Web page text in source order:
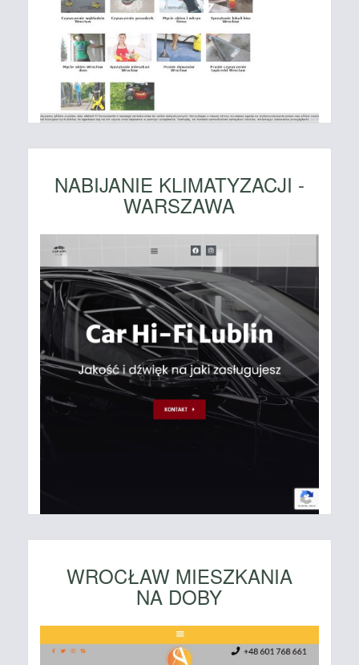
NABIJANIE KLIMATYZACJI -
WARSZAWA
WROCŁAW MIESZKANIA
NA DOBY